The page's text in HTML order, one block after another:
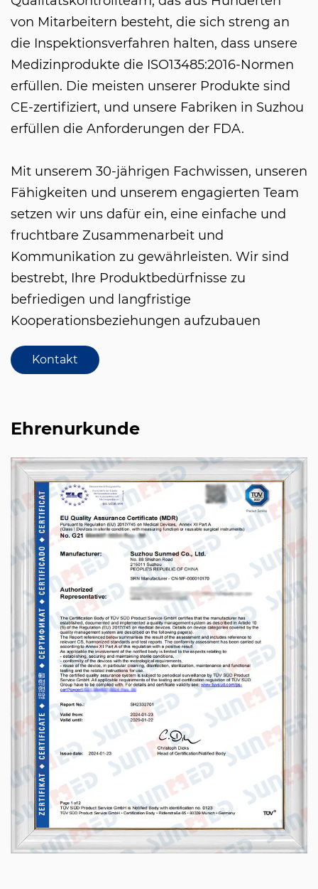
von Mitarbeitern besteht, die sich streng an
die Inspektionsverfahren halten, dass unsere
Medizinprodukte die ISO13485:2016-Normen
erfüllen. Die meisten unserer Produkte sind
CE-zertifiziert, und unsere Fabriken in Suzhou
erfüllen die Anforderungen der FDA.
Mit unserem 30-jährigen Fachwissen, unseren
Fähigkeiten und unserem engagierten Team
setzen wir uns dafür ein, eine einfache und
fruchtbare Zusammenarbeit und
Kommunikation zu gewährleisten. Wir sind
bestrebt, Ihre Produktbedürfnisse zu
befriedigen und langfristige
Kooperationsbeziehungen aufzubauen
Kontakt
Ehrenurkunde